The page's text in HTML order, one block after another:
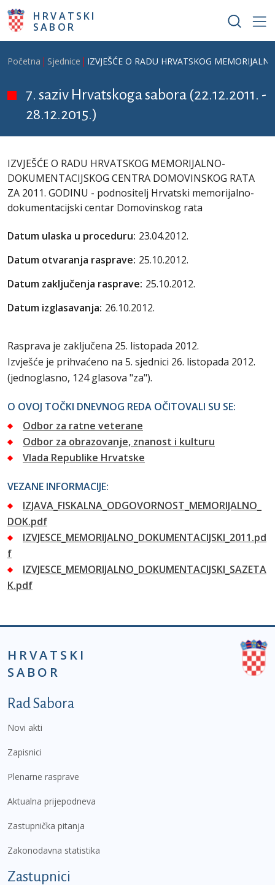
Skoči na glavni sadržaj
HRVATSKI
SABOR
Breadcrumb
Početna Sjednice IZVJEŠĆE O RADU HRVATSKOG
7. saziv Hrvatskoga sabora (22.12.2011. -
28.12.2015.)
IZVJEŠĆE O RADU HRVATSKOG MEMORIJALNO-
DOKUMENTACIJSKOG CENTRA DOMOVINSKOG RATA
ZA 2011. GODINU - podnositelj Hrvatski memorijalno-
dokumentacijski centar Domovinskog rata
Datum ulaska u proceduru: 23.04.2012.
Datum otvaranja rasprave: 25.10.2012.
Datum zaključenja rasprave: 25.10.2012.
Datum izglasavanja: 26.10.2012.
Rasprava je zaključena 25. listopada 2012.
Izvješće je prihvaćeno na 5. sjednici 26. listopada 2012.
(jednoglasno, 124 glasova "za").
O OVOJ TOČKI DNEVNOG REDA OČITOVALI SU SE:
Odbor za ratne veterane
Odbor za obrazovanje, znanost i kulturu
Vlada Republike Hrvatske
VEZANE INFORMACIJE:
IZJAVA_FISKALNA_ODGOVORNOST_MEMORIJALNO_
DOK.pdf
IZVJESCE_MEMORIJALNO_DOKUMENTACIJSKI_2011.pd
f
IZVJESCE_MEMORIJALNO_DOKUMENTACIJSKI_SAZETA
K.pdf
HRVATSKI
SABOR
Podnožje prvi izbornik
Rad Sabora
Novi akti
Zapisnici
Plenarne rasprave
Aktualna prijepodneva
Zastupnička pitanja
Zakonodavna statistika
Zastupnici